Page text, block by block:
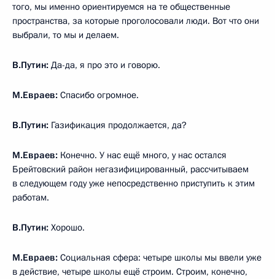
того, мы именно ориентируемся на те общественные
пространства, за которые проголосовали люди. Вот что они
выбрали, то мы и делаем.
В.Путин: Да-да, я про это и говорю.
М.Евраев: Спасибо огромное.
В.Путин: Газификация продолжается, да?
М.Евраев: Конечно. У нас ещё много, у нас остался
Брейтовский район негазифицированный, рассчитываем
в следующем году уже непосредственно приступить к этим
работам.
В.Путин: Хорошо.
М.Евраев: Социальная сфера: четыре школы мы ввели уже
в действие, четыре школы ещё строим. Строим, конечно,